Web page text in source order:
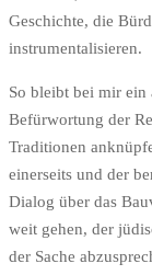
Geschichte, die
instrumentalisieren.
So bleibt bei mir ein
Befürwortung der
Traditionen
einerseits und der
Dialog über das
weit gehen, der
der Sache